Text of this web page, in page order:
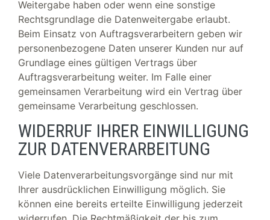
Weitergabe haben oder wenn eine sonstige
Rechtsgrundlage die Datenweitergabe erlaubt.
Beim Einsatz von Auftragsverarbeitern geben wir
personenbezogene Daten unserer Kunden nur auf
Grundlage eines gültigen Vertrags über
Auftragsverarbeitung weiter. Im Falle einer
gemeinsamen Verarbeitung wird ein Vertrag über
gemeinsame Verarbeitung geschlossen.
WIDERRUF IHRER EINWILLIGUNG
ZUR DATENVERARBEITUNG
Viele Datenverarbeitungsvorgänge sind nur mit
Ihrer ausdrücklichen Einwilligung möglich. Sie
können eine bereits erteilte Einwilligung jederzeit